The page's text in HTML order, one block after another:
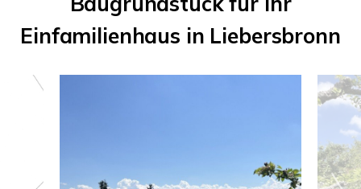
Einfamilienhaus in Liebersbronn